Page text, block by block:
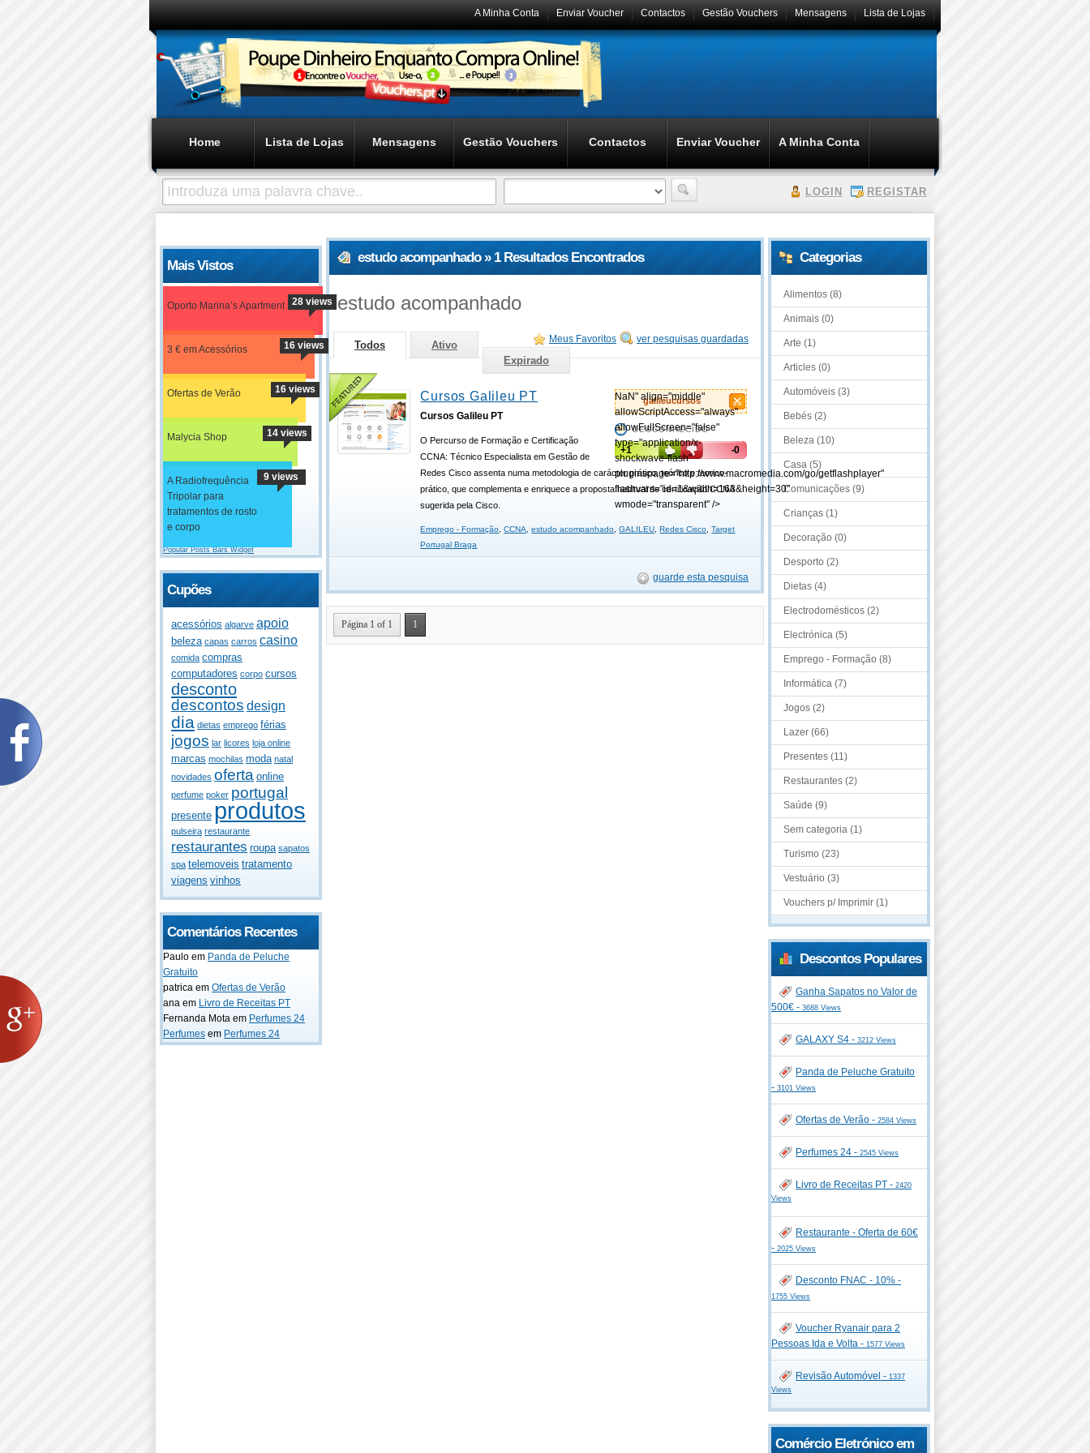
Lista de Lojas
Mensagens
Gestão Vouchers
Contactos
Enviar Voucher
A Minha Conta
Home Lista de Lojas Mensagens Gestão Vouchers Contactos Enviar Voucher A Minha Conta
LOGIN REGISTAR
Mais Vistos
Oporto Marina’s Apartment 28 views
3 € em Acessórios 16 views
Ofertas de Verão 16 views
Malycia Shop 14 views
A Radiofrequência
Tripolar para
tratamentos de rosto
e corpo
9 views
Popular Posts Bars Widget
Cupões
acessórios algarve apoio
beleza capas carros casino
comida compras
computadores corpo cursos
desconto
descontos design
dia dietas emprego férias
jogos lar licores loja online
marcas mochilas moda natal
novidades oferta online
perfume poker portugal
presente produtos
pulseira restaurante
restaurantes roupa sapatos
spa telemoveis tratamento
viagens vinhos
Comentários Recentes
Paulo em Panda de Peluche
Gratuito
patrica em Ofertas de Verão
ana em Livro de Receitas PT
Fernanda Mota em Perfumes 24
Perfumes em Perfumes 24
estudo acompanhado » 1 Resultados Encontrados
estudo acompanhado
ver pesquisas guardadas
Meus Favoritos
Todos
Ativo
Expirado
galileucursos
NaN" align="middle"
allowScriptAccess="always"
allowFullScreen="false"
type="application/x-
shockwave-flash"
pluginspage="http://www.macromedia.com/go/getflashplayer"
flashvars="id=1&width=163&height=30"
wmode="transparent" />
DESCONHECIDO
+1 -0
Cursos Galileu PT
Cursos Galileu PT
O Percurso de Formação e Certificação
CCNA: Técnico Especialista em Gestão de
Redes Cisco assenta numa metodologia de carácter prático, teórico e teorico-
prático, que complementa e enriquece a proposta habitual de certificação CCNA
sugerida pela Cisco.
Emprego - Formação ,CCNA ,estudo acompanhado ,GALILEU ,Redes Cisco ,Target
Portugal Braga
guarde esta pesquisa
Página 1 of 1 1
Categorias
Alimentos (8)
Animais (0)
Arte (1)
Articles (0)
Automóveis (3)
Bebés (2)
Beleza (10)
Casa (5)
Comunicações (9)
Crianças (1)
Decoração (0)
Desporto (2)
Dietas (4)
Electrodomésticos (2)
Electrónica (5)
Emprego - Formação (8)
Informática (7)
Jogos (2)
Lazer (66)
Presentes (11)
Restaurantes (2)
Saúde (9)
Sem categoria (1)
Turismo (23)
Vestuário (3)
Vouchers p/ Imprimir (1)
Descontos Populares
Ganha Sapatos no Valor de
500€ - 3688 Views
GALAXY S4 - 3212 Views
Panda de Peluche Gratuito
- 3101 Views
Ofertas de Verão - 2584 Views
Perfumes 24 - 2545 Views
Livro de Receitas PT - 2420
Views
Restaurante - Oferta de 60€
- 2025 Views
Desconto FNAC - 10% -
1755 Views
Voucher Ryanair para 2
Pessoas Ida e Volta - 1577 Views
Revisão Automóvel - 1337
Views
Comércio Eletrónico em